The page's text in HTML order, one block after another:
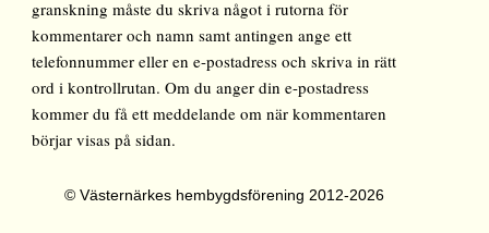
granskning måste du skriva något i rutorna för
kommentarer och namn samt antingen ange ett
telefonnummer eller en e-postadress och skriva in rätt
ord i kontrollrutan. Om du anger din e-postadress
kommer du få ett meddelande om när kommentaren
börjar visas på sidan.
© Västernärkes hembygdsförening 2012-2026